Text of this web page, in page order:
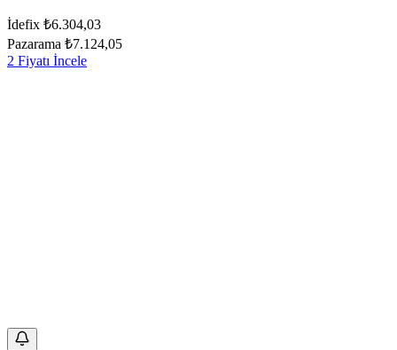
İdefix ₺6.304,03
Pazarama ₺7.124,05
2 Fiyatı İncele